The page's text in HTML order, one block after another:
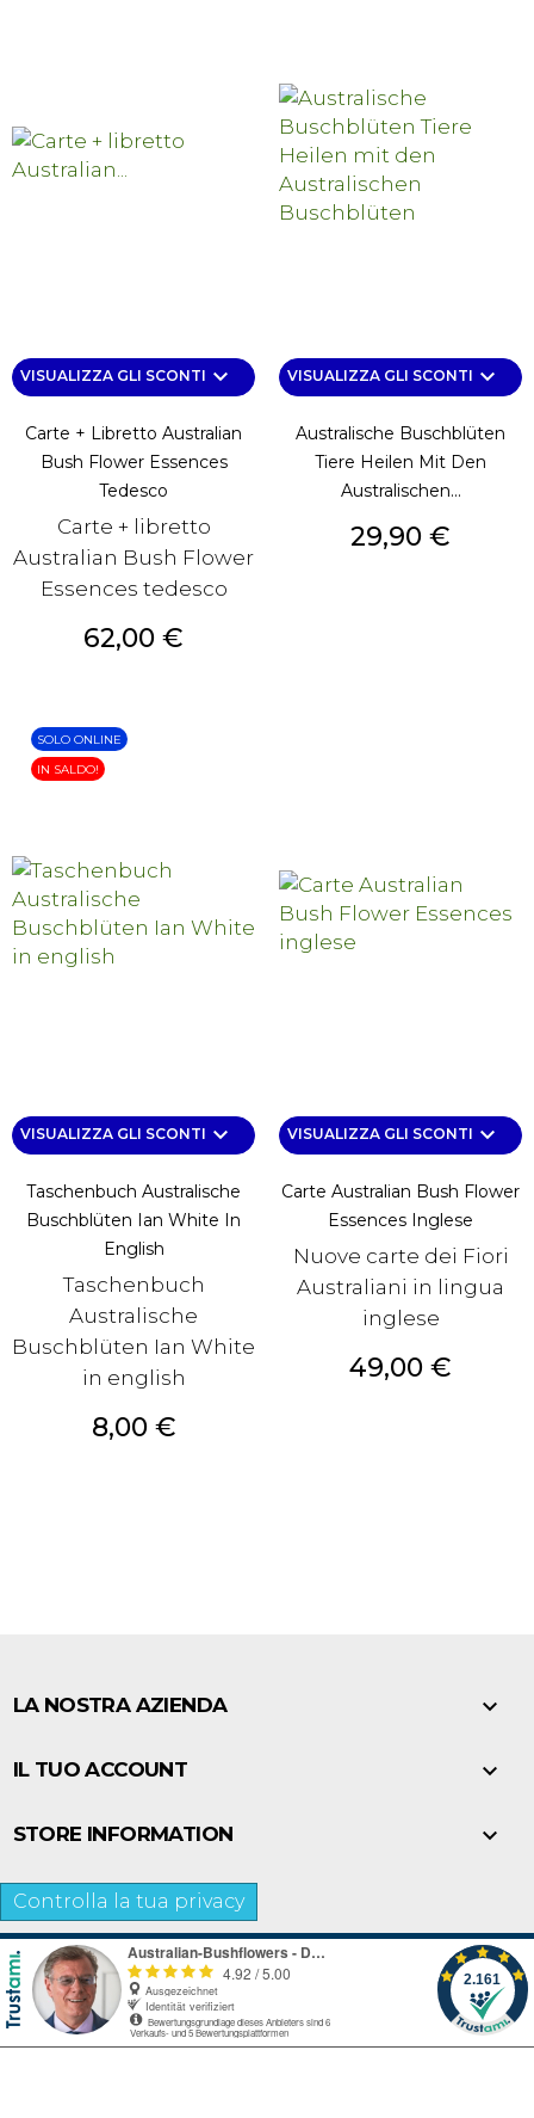
VISUALIZZA GLI SCONTI keyboard_arrow_down
Carte + Libretto Australian
Bush Flower Essences
Tedesco
Carte + libretto
Australian Bush Flower
Essences tedesco
Prezzo
62,00 €
VISUALIZZA GLI SCONTI keyboard_arrow_down
Australische Buschblüten
Tiere Heilen Mit Den
Australischen...
Prezzo
29,90 €
VISUALIZZA GLI SCONTI keyboard_arrow_down
Taschenbuch Australische
Buschblüten Ian White In
English
Taschenbuch
Australische
Buschblüten Ian White
in english
Prezzo
8,00 €
SOLO ONLINE
IN SALDO!
VISUALIZZA GLI SCONTI keyboard_arrow_down
Carte Australian Bush Flower
Essences Inglese
Nuove carte dei Fiori
Australiani in lingua
inglese
Prezzo
49,00 €
LA NOSTRA AZIENDA 
IL TUO ACCOUNT 
STORE INFORMATION 
Controlla la tua privacy